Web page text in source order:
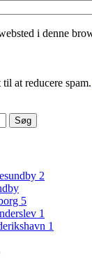
i denne
at reducere spam.
2
5
1
1